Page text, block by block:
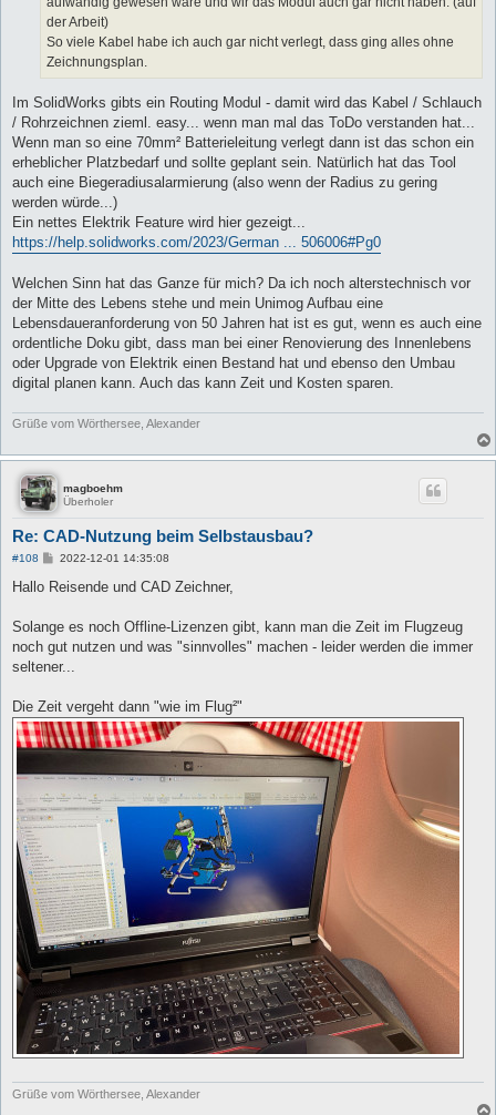
der Arbeit)
So viele Kabel habe ich auch gar nicht verlegt, dass ging alles ohne
Zeichnungsplan.
Im SolidWorks gibts ein Routing Modul - damit wird das Kabel / Schlauch
/ Rohrzeichnen zieml. easy... wenn man mal das ToDo verstanden hat...
Wenn man so eine 70mm² Batterieleitung verlegt dann ist das schon ein
erheblicher Platzbedarf und sollte geplant sein. Natürlich hat das Tool
auch eine Biegeradiusalarmierung (also wenn der Radius zu gering
werden würde...)
Ein nettes Elektrik Feature wird hier gezeigt...
https://help.solidworks.com/2023/German ... 506006#Pg0
Welchen Sinn hat das Ganze für mich? Da ich noch alterstechnisch vor
der Mitte des Lebens stehe und mein Unimog Aufbau eine
Lebensdaueranforderung von 50 Jahren hat ist es gut, wenn es auch eine
ordentliche Doku gibt, dass man bei einer Renovierung des Innenlebens
oder Upgrade von Elektrik einen Bestand hat und ebenso den Umbau
digital planen kann. Auch das kann Zeit und Kosten sparen.
Grüße vom Wörthersee, Alexander
magboehm
Überholer
Re: CAD-Nutzung beim Selbstausbau?
#108
B
i
a
g
2022-12-01 14:35:08
Hallo Reisende und CAD Zeichner,
Solange es noch Offline-Lizenzen gibt, kann man die Zeit im Flugzeug
noch gut nutzen und was "sinnvolles" machen - leider werden die immer
seltener...
Die Zeit vergeht dann "wie im Flug²"
Grüße vom Wörthersee, Alexander